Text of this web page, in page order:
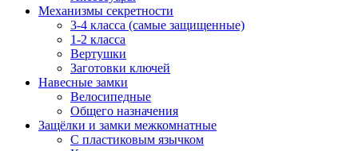
Механизмы секретности
3-4 класса (самые защищенные)
1-2 класса
Вертушки
Заготовки ключей
Навесные замки
Велосипедные
Общего назначения
Защёлки и замки межкомнатные
С пластиковым язычком